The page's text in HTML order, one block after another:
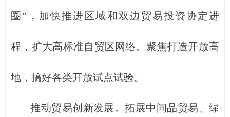
圈”，加快推进区域和双边贸易投资协定进
程，扩大高标准自贸区网络。聚焦打造开放高
地，搞好各类开放试点试验。
推动贸易创新发展。拓展中间品贸易、绿